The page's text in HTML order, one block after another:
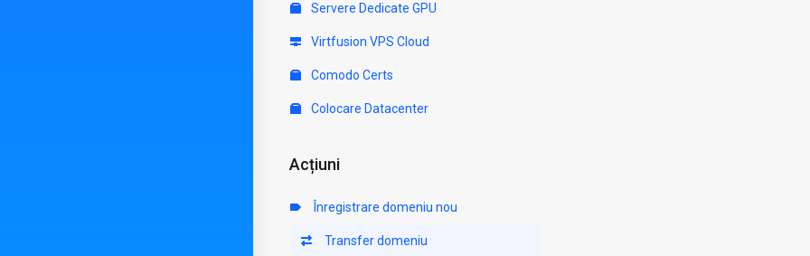
Servere Dedicate GPU
Virtfusion VPS Cloud
Comodo Certs
Colocare Datacenter
Acțiuni
Înregistrare domeniu nou
Transfer domeniu